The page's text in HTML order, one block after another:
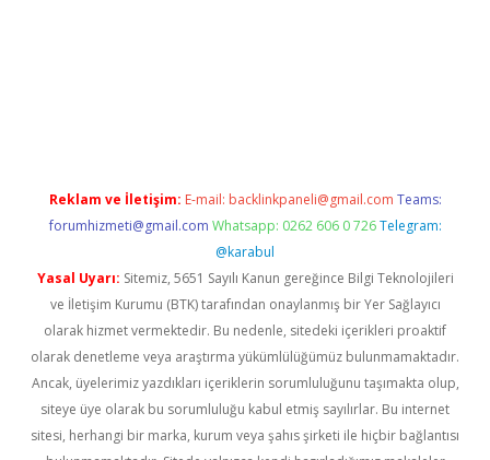
Reklam ve İletişim: E-mail: backlinkpaneli@gmail.com Teams:
forumhizmeti@gmail.com Whatsapp: 0262 606 0 726 Telegram:
@karabul
Yasal Uyarı: Sitemiz, 5651 Sayılı Kanun gereğince Bilgi Teknolojileri
ve İletişim Kurumu (BTK) tarafından onaylanmış bir Yer Sağlayıcı
olarak hizmet vermektedir. Bu nedenle, sitedeki içerikleri proaktif
olarak denetleme veya araştırma yükümlülüğümüz bulunmamaktadır.
Ancak, üyelerimiz yazdıkları içeriklerin sorumluluğunu taşımakta olup,
siteye üye olarak bu sorumluluğu kabul etmiş sayılırlar. Bu internet
sitesi, herhangi bir marka, kurum veya şahıs şirketi ile hiçbir bağlantısı